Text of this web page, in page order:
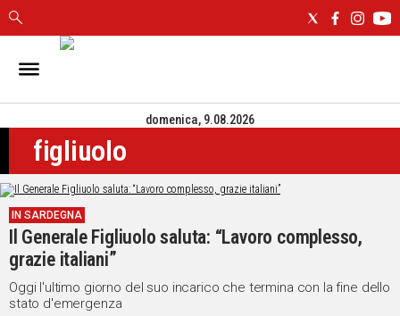
IN
CAGLIARI
SASSARI
NUORO
ORISTANO
SULCIS
GALLURA
OGLIASTRA
MEDIO
CAMPIDANO
domenica, 9.08.2026
figliuolo
IN SARDEGNA
Il Generale Figliuolo saluta: “Lavoro complesso,
grazie italiani”
Oggi l'ultimo giorno del suo incarico che termina con la fine dello
stato d'emergenza